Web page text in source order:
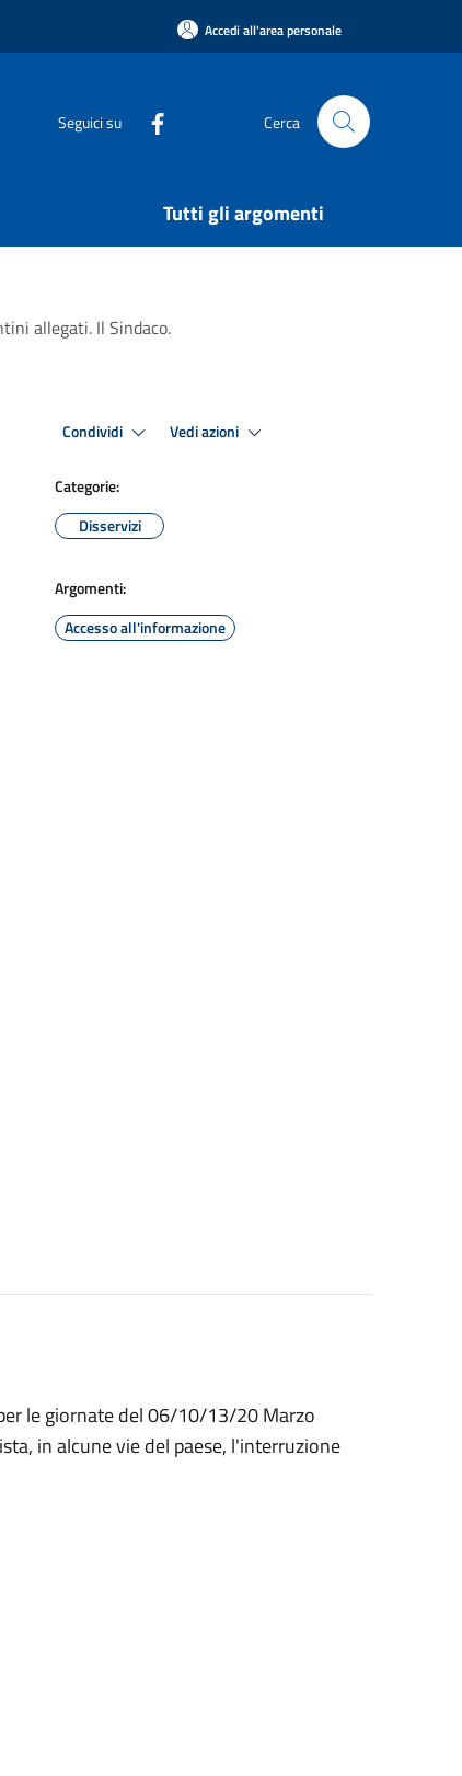
Accedi all'area personale
Seguici su Cerca
Tutti gli argomenti
allegati. Il Sindaco.
Condividi Vedi azioni
Categorie:
Disservizi
Argomenti:
Accesso all'informazione
le giornate del 06/10/13/20 Marzo
in alcune vie del paese, l'interruzione